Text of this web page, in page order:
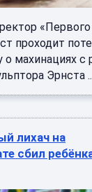
«Первого
проходит
о махинациях с
Эрнста
лихач на
сбил